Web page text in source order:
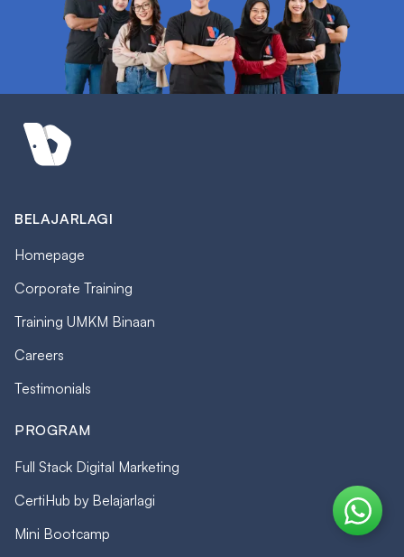
BELAJARLAGI
Homepage
Corporate Training
Training UMKM Binaan
Careers
Testimonials
PROGRAM
Full Stack Digital Marketing
CertiHub by Belajarlagi
Mini Bootcamp